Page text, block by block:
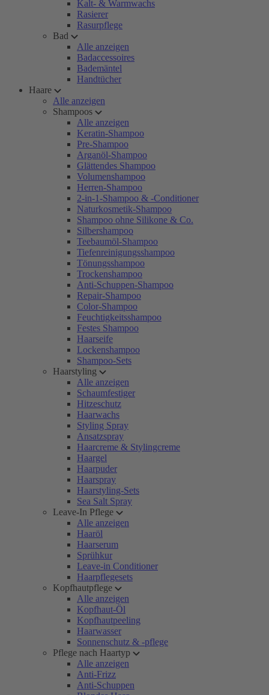
Kalt- & Warmwachs
Rasierer
Rasurpflege
Bad
Alle anzeigen
Badaccessoires
Bademäntel
Handtücher
Haare
Alle anzeigen
Shampoos
Alle anzeigen
Keratin-Shampoo
Pre-Shampoo
Arganöl-Shampoo
Glättendes Shampoo
Volumenshampoo
Herren-Shampoo
2-in-1-Shampoo & -Conditioner
Naturkosmetik-Shampoo
Shampoo ohne Silikone & Co.
Silbershampoo
Teebaumöl-Shampoo
Tiefenreinigungsshampoo
Tönungsshampoo
Trockenshampoo
Anti-Schuppen-Shampoo
Repair-Shampoo
Color-Shampoo
Feuchtigkeitsshampoo
Festes Shampoo
Haarseife
Lockenshampoo
Shampoo-Sets
Haarstyling
Alle anzeigen
Schaumfestiger
Hitzeschutz
Haarwachs
Styling Spray
Ansatzspray
Haarcreme & Stylingcreme
Haargel
Haarpuder
Haarspray
Haarstyling-Sets
Sea Salt Spray
Leave-In Pflege
Alle anzeigen
Haaröl
Haarserum
Sprühkur
Leave-in Conditioner
Haarpflegesets
Kopfhautpflege
Alle anzeigen
Kopfhaut-Öl
Kopfhautpeeling
Haarwasser
Sonnenschutz & -pflege
Pflege nach Haartyp
Alle anzeigen
Anti-Frizz
Anti-Schuppen